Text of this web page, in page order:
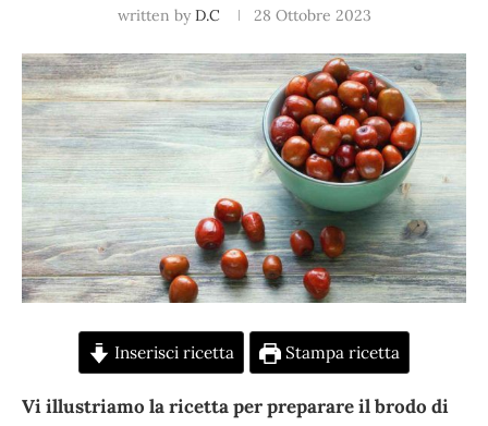
written by D.C 28 Ottobre 2023
Inserisci ricetta Stampa ricetta
Vi illustriamo la ricetta per preparare il brodo di